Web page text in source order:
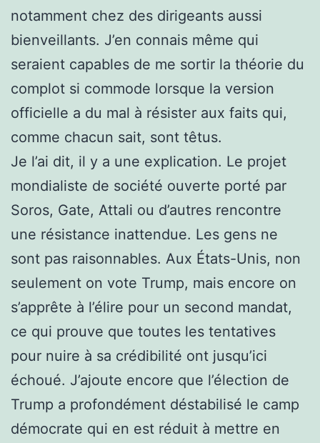
notamment chez des dirigeants aussi
bienveillants. J’en connais même qui
seraient capables de me sortir la théorie du
complot si commode lorsque la version
officielle a du mal à résister aux faits qui,
comme chacun sait, sont têtus.
Je l’ai dit, il y a une explication. Le projet
mondialiste de société ouverte porté par
Soros, Gate, Attali ou d’autres rencontre
une résistance inattendue. Les gens ne
sont pas raisonnables. Aux États-Unis, non
seulement on vote Trump, mais encore on
s’apprête à l’élire pour un second mandat,
ce qui prouve que toutes les tentatives
pour nuire à sa crédibilité ont jusqu’ici
échoué. J’ajoute encore que l’élection de
Trump a profondément déstabilisé le camp
démocrate qui en est réduit à mettre en